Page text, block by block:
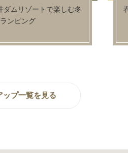
グランピングBBQプラン
登場♪
ップ一覧を見る